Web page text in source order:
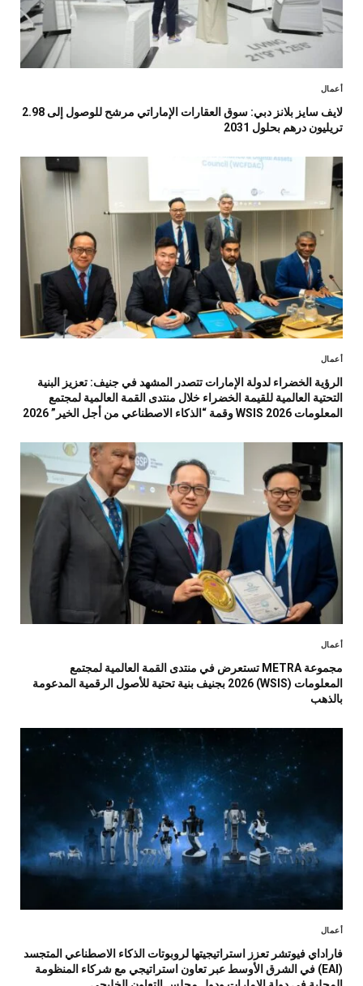
أعمال
لايف سايز بلانز دبي: سوق العقارات الإماراتي مرشح للوصول إلى 2.98
تريليون درهم بحلول 2031
أعمال
الرؤية الخضراء لدولة الإمارات تتصدر المشهد في جنيف: تعزيز البنية
التحتية العالمية للقيمة الخضراء خلال منتدى القمة العالمية لمجتمع
المعلومات WSIS 2026 وقمة “الذكاء الاصطناعي من أجل الخير” 2026
أعمال
مجموعة METRA تستعرض في منتدى القمة العالمية لمجتمع
المعلومات (WSIS) 2026 بجنيف بنية تحتية للأصول الرقمية المدعومة
بالذهب
أعمال
فاراداي فيوتشر تعزز استراتيجيتها لروبوتات الذكاء الاصطناعي المتجسد
(EAI) في الشرق الأوسط عبر تعاون استراتيجي مع شركاء المنظومة